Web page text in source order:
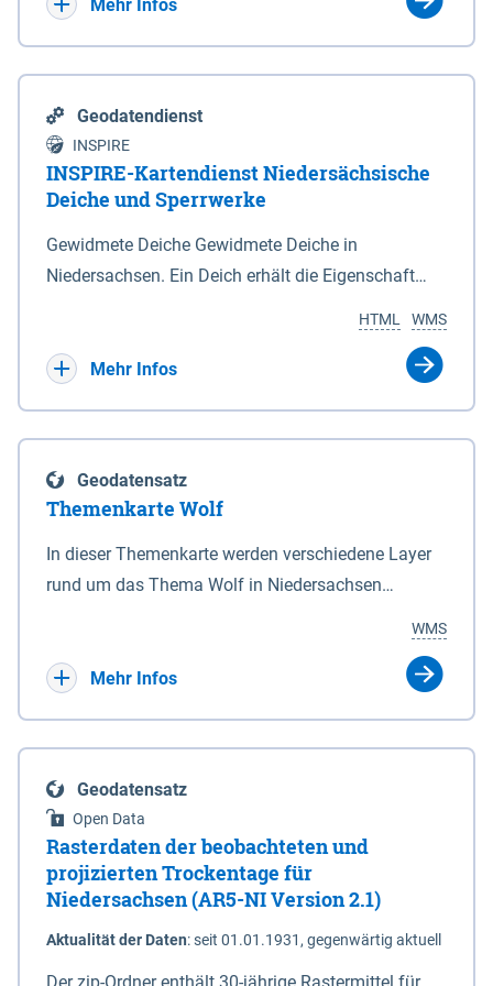
Mehr Infos
Geodatendienst
INSPIRE
INSPIRE-Kartendienst Niedersächsische
Deiche und Sperrwerke
Gewidmete Deiche Gewidmete Deiche in
Niedersachsen. Ein Deich erhält die Eigenschaft
Deichbehörde durch Verordnung ausspricht. Für
enthalten. Sperrwerke Sperrwerke sind Bauwerke
mit Sperrvorrichtungen in Tidegewässern, die dem
Schutz eines Gebietes vor erhöhten Tiden, vor allem
vor Sturmfluten, zu dienen bestimmt sind (§2 Abs.3
Eigenschaft eines Sperrwerkes durch Widmung, die
die Deichbehörde durch Verordnung ausspricht.
WMS
HTML
Mehr Infos
Geodatensatz
Themenkarte Wolf
In dieser Themenkarte werden verschiedene Layer
rund um das Thema Wolf in Niedersachsen
sowie Status der bestehenden Wolfsterritorien im
laufenden Monitoringjahr.
WMS
Mehr Infos
Geodatensatz
Open Data
Rasterdaten der beobachteten und
projizierten Trockentage für
Niedersachsen (AR5-NI Version 2.1)
Aktualität der Daten:seit 01.01.1931, gegenwärtig aktuell